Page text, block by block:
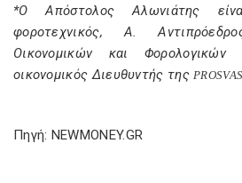
*Ο Απόστολος Αλωνιάτης
φοροτεχνικός, Α.
Οικονομικών και
οικονομικός Διευθυντής της
Πηγή: NEWMONEY.GR